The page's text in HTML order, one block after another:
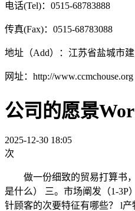
电话(Tel)：0515-68783888
传真(Fax)：0515-68783088
地址（Add）：江苏省盐城市
网址：http://www.ccmchouse.org
公司的愿景
2025-12-30 18:05
次
做一份细致的贸易打算书，
是什么） 三。市场阐发（1-
针顾客的次要特征有哪些？ l